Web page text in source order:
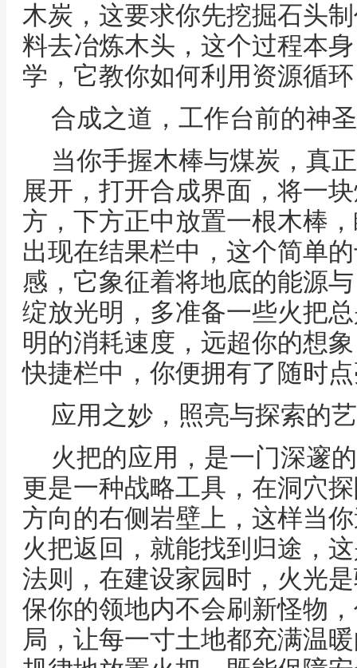
木炭，这要求你先挖掘石头
料去冶炼木头，这个过程本
学，它教你如何利用资源循
合成之道，工作台前的神
当你手握木棒与煤炭，真
展开，打开合成界面，将一
方，下方正中放置一根木棒
出现在结果栏中，这个简单
感，它象征着将地底的能源
绽放光明，多准备一些火把
明的消耗速度，远超你的想
快捷栏中，你便拥有了随时
应用之妙，照亮与探索的
火把的应用，是一门深邃
更是一种战略工具，在洞穴
方向的右侧岩壁上，这样当
火把返回，就能找到归途，
法则，在建设家园时，火光
保你的领地内不会刷新怪物
局，让每一寸土地都充满温